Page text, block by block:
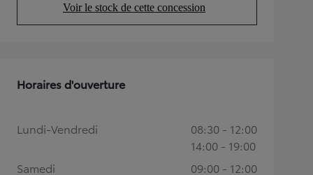
Voir le stock de cette concession
(Opens in new tab)
Horaires d'ouverture
Lundi-Vendredi
08:30 - 12:00
14:00 - 19:00
Samedi
09:00 - 12:00